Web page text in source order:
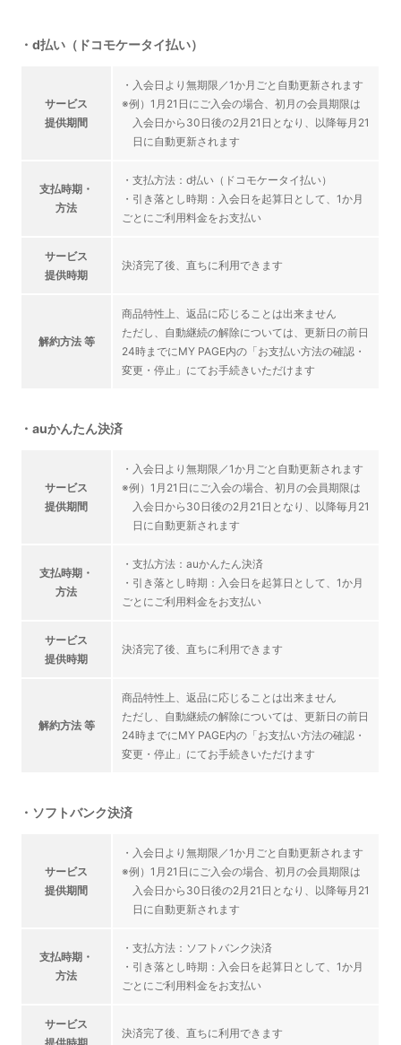
・d払い（ドコモケータイ払い）
サービス
提供期間
・入会日より無期限／1か月ごと自動更新されます
※例）1月21日にご入会の場合、初月の会員期限は
入会日から30日後の2月21日となり、以降毎月21
日に自動更新されます
支払時期・
方法
・支払方法：d払い（ドコモケータイ払い）
・引き落とし時期：入会日を起算日として、1か月
ごとにご利用料金をお支払い
サービス
提供時期
決済完了後、直ちに利用できます
解約方法 等
商品特性上、返品に応じることは出来ません
ただし、自動継続の解除については、更新日の前日
24時までにMY PAGE内の「お支払い方法の確認・
変更・停止」にてお手続きいただけます
・auかんたん決済
サービス
提供期間
・入会日より無期限／1か月ごと自動更新されます
※例）1月21日にご入会の場合、初月の会員期限は
入会日から30日後の2月21日となり、以降毎月21
日に自動更新されます
支払時期・
方法
・支払方法：auかんたん決済
・引き落とし時期：入会日を起算日として、1か月
ごとにご利用料金をお支払い
サービス
提供時期
決済完了後、直ちに利用できます
解約方法 等
商品特性上、返品に応じることは出来ません
ただし、自動継続の解除については、更新日の前日
24時までにMY PAGE内の「お支払い方法の確認・
変更・停止」にてお手続きいただけます
・ソフトバンク決済
サービス
提供期間
・入会日より無期限／1か月ごと自動更新されます
※例）1月21日にご入会の場合、初月の会員期限は
入会日から30日後の2月21日となり、以降毎月21
日に自動更新されます
支払時期・
方法
・支払方法：ソフトバンク決済
・引き落とし時期：入会日を起算日として、1か月
ごとにご利用料金をお支払い
サービス
決済完了後、直ちに利用できます